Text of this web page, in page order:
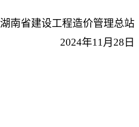
湖南省建设工程造价管理总站
2024年11 月 28 日